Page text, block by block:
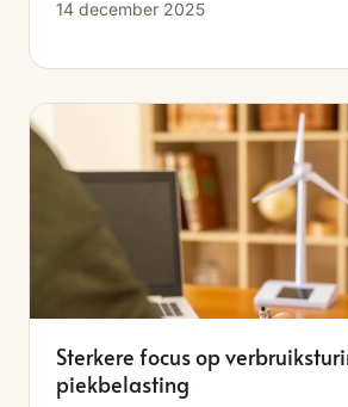
14 december 2025
Sterkere focus op
piekbelasting